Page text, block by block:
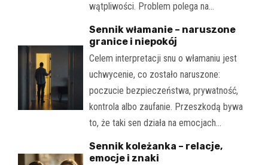
wątpliwości. Problem polega na…
Sennik włamanie – naruszone
granice i niepokój
Celem interpretacji snu o włamaniu jest
uchwycenie, co zostało naruszone:
poczucie bezpieczeństwa, prywatność,
kontrola albo zaufanie. Przeszkodą bywa
to, że taki sen działa na emocjach…
Sennik koleżanka – relacje,
emocje i znaki